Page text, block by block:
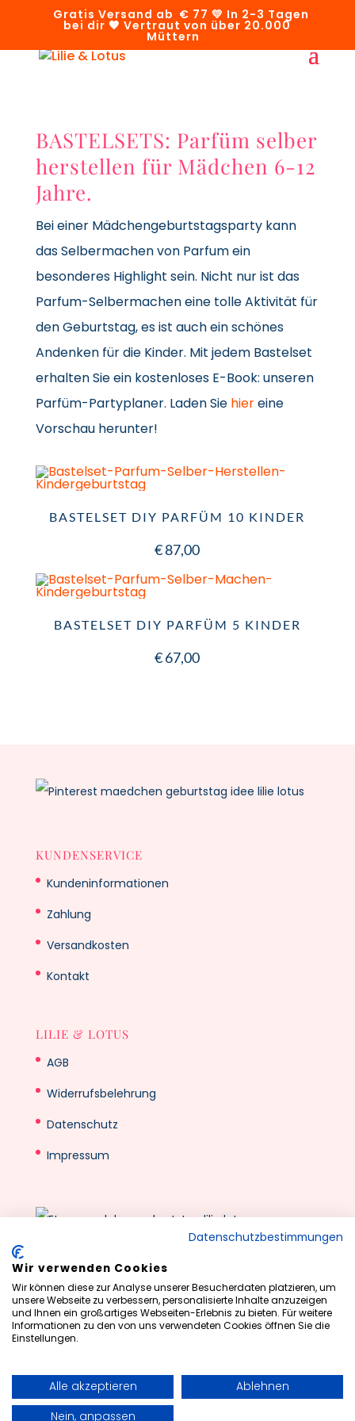
Gratis Versand ab € 77 💛 In 2-3 Tagen
bei dir 🧡 Vertraut von über 20.000
Müttern
BASTELSETS: Parfüm selber
herstellen für Mädchen 6-12
Jahre.
Bei einer Mädchengeburtstagsparty kann
das Selbermachen von Parfum ein
besonderes Highlight sein. Nicht nur ist das
Parfum-Selbermachen eine tolle Aktivität für
den Geburtstag, es ist auch ein schönes
Andenken für die Kinder. Mit jedem Bastelset
erhalten Sie ein kostenloses E-Book: unseren
Parfüm-Partyplaner. Laden Sie hiereine
Vorschau herunter!
BASTELSET DIY PARFÜM 10 KINDER
€87,00
BASTELSET DIY PARFÜM 5 KINDER
€67,00
KUNDENSERVICE
Kundeninformationen
Zahlung
Versandkosten
Kontakt
LILIE & LOTUS
AGB
Widerrufsbelehrung
Datenschutz
Impressum
Deutsch
Datenschutzbestimmungen
Wir verwenden Cookies
Wir können diese zur Analyse unserer Besucherdaten platzieren, um
unsere Webseite zu verbessern, personalisierte Inhalte anzuzeigen
und Ihnen ein großartiges Webseiten-Erlebnis zu bieten. Für weitere
Informationen zu den von uns verwendeten Cookies öffnen Sie die
Einstellungen.
Alle akzeptieren
Ablehnen
Nein, anpassen